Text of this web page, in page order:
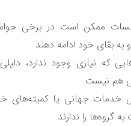
به بقای خود ادامه دهند
که نیازی وجود ندارد،
هم نیست
خدمات جهانی یا کمیته‌های
گروه‌ها را ندارند